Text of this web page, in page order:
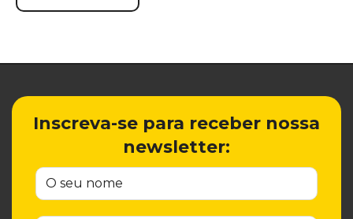
Inscreva-se para receber nossa
newsletter: